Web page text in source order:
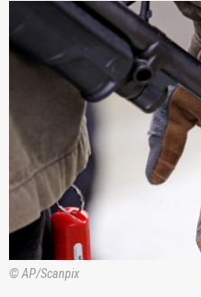
© AP/Scanpix